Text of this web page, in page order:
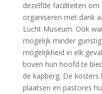
dezelfde faciliteiten om
organiseren met dank
Lucht Museum. Ook
mogelijk minder
mogelijkheid in elk
boven hun hoofd te
de kapberg. De
plaatsen en pastores